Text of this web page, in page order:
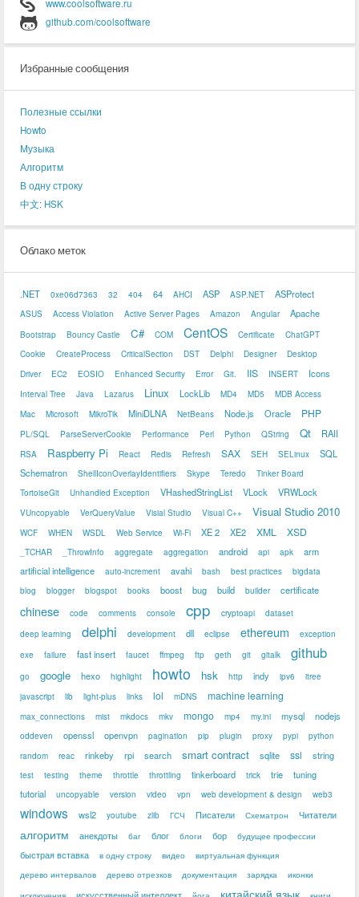
www.coolsoftware.ru
github.com/coolsoftware
Избранные сообщения
Полезные ссылки
Howto
Музыка
Алгоритм
В одну строку
中文: HSK
Облако меток
.NET 0xe06d7363 32 404 64 AHCI ASP ASP.NET ASProtect
ASUS Access Violation Active Server Pages Amazon Angular Apache
Bootstrap Bouncy Castle C# COM CentOS Certificate
ChatGPT
Cookie
CreateProcess CriticalSection DST Delphi Designer
Desktop
Driver
EC2 EOSIO Enhanced Security Error Git. IIS INSERT Icons
Interval Tree Java Lazarus Linux LockLib MD4 MD5
MDB Access
Mac
Microsoft MikroTik MiniDLNA NetBeans Node.js Oracle PHP
PL/SQL ParseServerCookie Performance Perl Python QString Qt RAII
RSA Raspberry Pi React Redis Refresh SAX SEH SELinux
SQL
Schematron
ShellIconOverlayIdentifiers Skype Teredo
Tinker Board
TortoiseGit
Unhandled Exception VHashedStringList VLock VRWLock
VUncopyable VerQueryValue Visial Studio Visual C++ Visual Studio 2010
WCF WHEN WSDL Web Service Wi-Fi XE 2 XE2 XML XSD
_TCHAR _ThrowInfo aggregate aggregation android api apk
arm
artificial intelligence
auto-increment avahi bash best practices
bigdata
blog
blogger blogspot books boost bug build builder certificate
chinese code comments console cpp cryptoapi
dataset
deep learning
delphi development dll eclipse ethereum
exception
exe
failure fast insert faucet ffmpeg ftp geth git gitalk github
go google hexo highlight howto hsk http indy ipv6
itree
javascript
lib light-plus links lol mDNS machine learning
max_connections mist mkdocs mkv mongo mp4 my.ini mysql nodejs
oddeven openssl openvpn pagination pip plugin proxy pypi
python
random
reac rinkeby rpi search smart contract sqlite ssl string
test testing theme throttle throttling tinkerboard trick trie
tuning
tutorial
uncopyable version video vpn web development & design web3
windows wsl2 youtube zlib ГСЧ Писатели Схематрон Читатели
алгоритм анекдоты баг блог блоги бор будущее профессии
быстрая вставка в одну строку видео
виртуальная функция
дерево интервалов
дерево отрезков документация зарядка
иконки
китайский язык